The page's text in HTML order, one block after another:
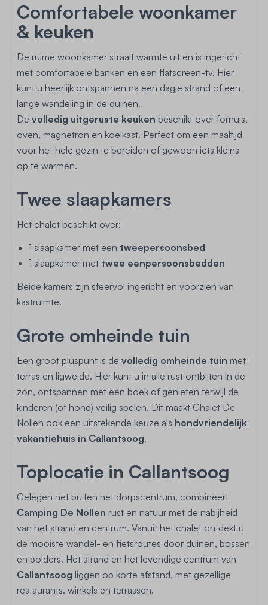
Comfortabele woonkamer
& keuken
De ruime woonkamer straalt warmte uit en is ingericht
met comfortabele banken en een flatscreen-tv. Hier
kunt u heerlijk ontspannen na een dagje strand of een
lange wandeling in de duinen.
De volledig uitgeruste keuken beschikt over fornuis,
oven, magnetron en koelkast. Perfect om een maaltijd
voor het hele gezin te bereiden of gewoon iets kleins
op te warmen.
Twee slaapkamers
Het chalet beschikt over:
1 slaapkamer met een tweepersoonsbed
1 slaapkamer met twee eenpersoonsbedden
Beide kamers zijn sfeervol ingericht en voorzien van
kastruimte.
Grote omheinde tuin
Een groot pluspunt is de volledig omheinde tuin met
terras en ligweide. Hier kunt u in alle rust ontbijten in de
zon, ontspannen met een boek of genieten terwijl de
kinderen (of hond) veilig spelen. Dit maakt Chalet De
Nollen ook een uitstekende keuze als hondvriendelijk
vakantiehuis in Callantsoog.
Toplocatie in Callantsoog
Gelegen net buiten het dorpscentrum, combineert
Camping De Nollen rust en natuur met de nabijheid
van het strand en centrum. Vanuit het chalet ontdekt u
de mooiste wandel- en fietsroutes door duinen, bossen
en polders. Het strand en het levendige centrum van
Callantsoog liggen op korte afstand, met gezellige
restaurants, winkels en terrassen.